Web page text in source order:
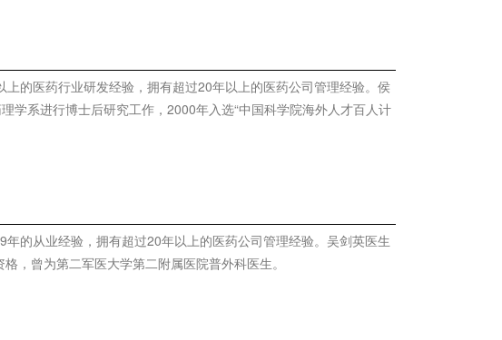
的医药行业研发经验，拥有超过20年以上的医药公司管理经验。侯
学系进行博士后研究工作，2000年入选“中国科学院海外人才百人计
的从业经验，拥有超过20年以上的医药公司管理经验。吴剑英医生
，曾为第二军医大学第二附属医院普外科医生。